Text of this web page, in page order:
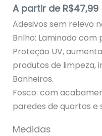
A partir de R$47,99
Adesivos sem relevo
Brilho: Laminado com
Proteção UV,
produtos de limpeza,
Banheiros.
Fosco: com
paredes de quartos e
Medidas